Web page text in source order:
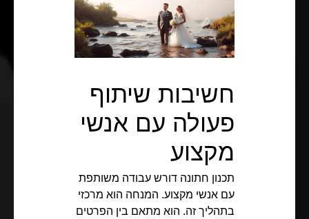
חשיבות שיתוף
פעולה עם אנשי
מקצוע
תכנון חתונה דורש עבודה משותפת
עם אנשי מקצוע. המנחה הוא מרכזי
בתהליך זה. הוא מתאם בין הפרטים